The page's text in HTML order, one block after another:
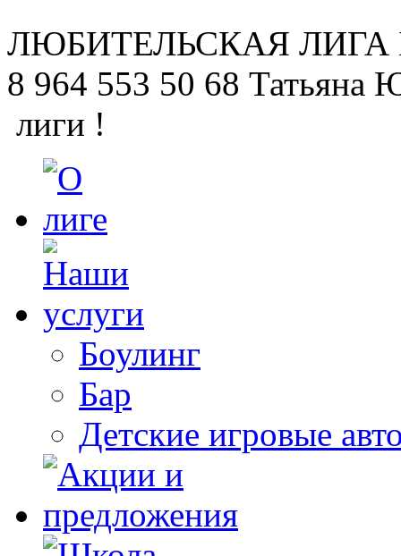
ЛЮБИТЕЛЬСКАЯ ЛИГА
8 964 553 50 68 Татьяна
лиги !
Боулинг
Бар
Детские игровые